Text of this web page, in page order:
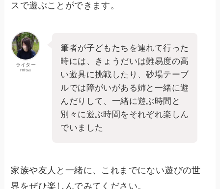
スで遊ぶことができます。
ライター
misa
筆者が子どもたちを連れて行った
時には、きょうだいは難易度の高
い遊具に挑戦したり、砂場テーブ
ルでは障がいがある姉と一緒に遊
んだりして、一緒に遊ぶ時間と
別々に遊ぶ時間をそれぞれ楽しん
でいました
家族や友人と一緒に、これまでにない遊びの世
界をぜひ楽しんでみてください。